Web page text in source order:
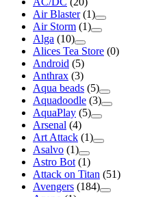
Air Blaster (1)
Air Storm (1)
Alga (10)
Alices Tea Store (0)
Android (5)
Anthrax (3)
Aqua beads (5)
Aquadoodle (3)
AquaPlay (5)
Arsenal (4)
Art Attack (1)
Asalvo (1)
Astro Bot (1)
Attack on Titan (51)
Avengers (184)